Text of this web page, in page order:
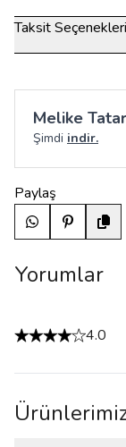
Taksit Seçenekleri
Melike
Şimdi indir.
Paylaş
Yorumlar
4.0